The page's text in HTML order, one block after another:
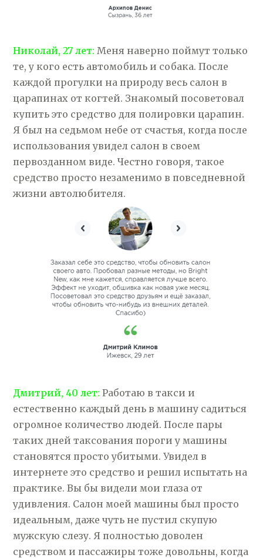
Николай, 27 лет: Меня наверно поймут только
те, у кого есть автомобиль и собака. После
каждой прогулки на природу весь салон в
царапинах от когтей. Знакомый посоветовал
купить это средство для полировки царапин.
Я был на седьмом небе от счастья, когда после
использования увидел салон в своем
первозданном виде. Честно говоря, такое
средство просто незаменимо в повседневной
жизни автолюбителя.
Дмитрий, 40 лет: Работаю в такси и
естественно каждый день в машину садиться
огромное количество людей. После пары
таких дней таксования пороги у машины
становятся просто убитыми. Увидел в
интернете это средство и решил испытать на
практике. Вы бы видели мои глаза от
удивления. Салон моей машины был просто
идеальным, даже чуть не пустил скупую
мужскую слезу. Я полностью доволен
средством и пассажиры тоже довольны, когда